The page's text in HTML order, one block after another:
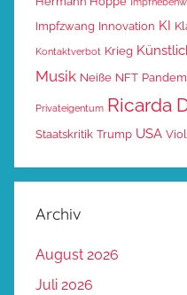
Impfzwang Innovation KI
Kontaktverbot Krieg
Musik Neiße NFT
Privateigentum Ricarda
Staatskritik Trump USA
Archiv
August 2026
Juli 2026